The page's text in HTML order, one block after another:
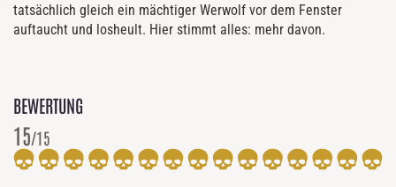
tatsächlich gleich ein mächtiger Werwolf vor dem Fenster
auftaucht und losheult. Hier stimmt alles: mehr davon.
BEWERTUNG
15/15